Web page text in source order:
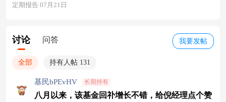
定期报告 07月21日
我要发帖
讨论 问答
全部 持有人帖 131
基民bPEvHV 长期持有
八月以来，该基金回䃼增长不错，给倪经理点个赞